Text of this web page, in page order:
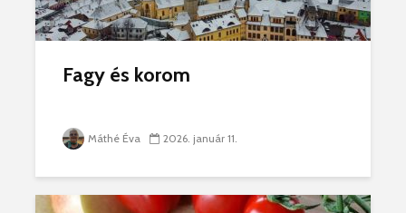
Fagy és korom
Máthé Éva 2026. január 11.